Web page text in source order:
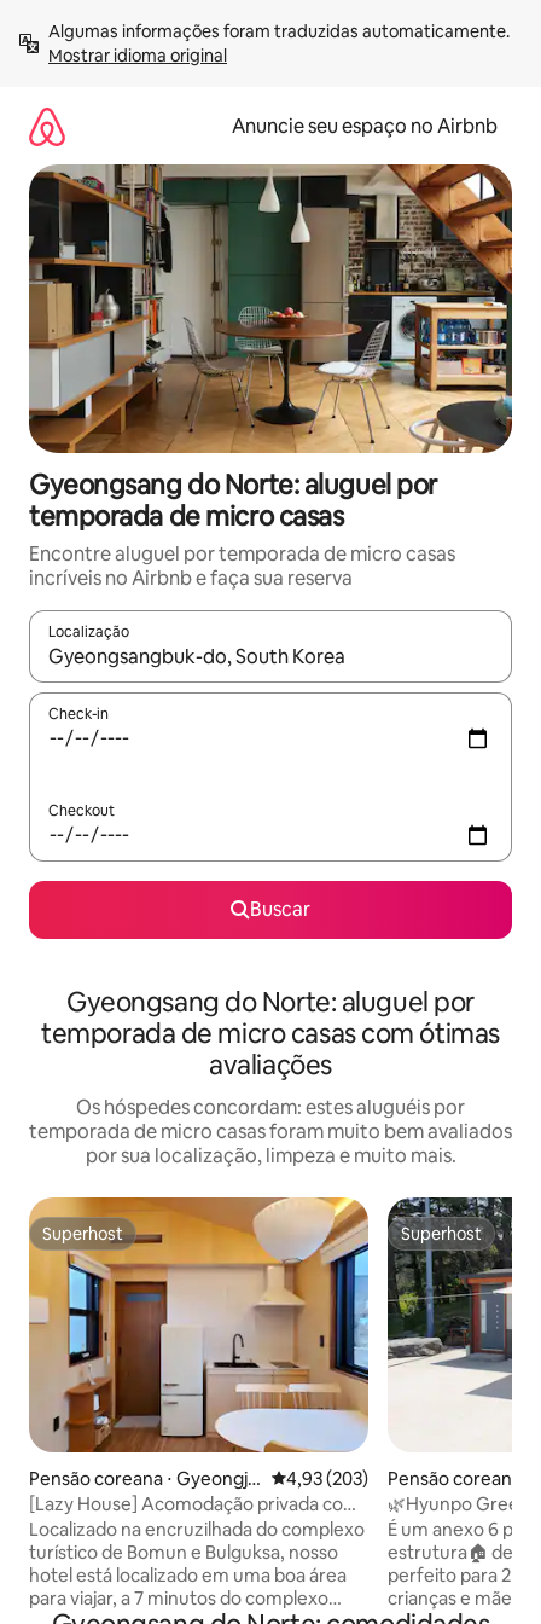
para
Mostrar idioma original
Anuncie seu espaço no Airbnb
Gyeongsang do Norte: aluguel por
temporada de micro casas
Encontre aluguel por temporada de micro casas
incríveis no Airbnb e faça sua reserva
Localização
Quando os resultados estiverem disponíveis, explore-os
Check-in
Checkout
Buscar
Gyeongsang do Norte: aluguel por
temporada de micro casas com ótimas
avaliações
Os hóspedes concordam: estes aluguéis por
temporada de micro casas foram muito bem avaliados
por sua localização, limpeza e muito mais.
Superhost
Superhost
Pensão coreana ⋅ Gyeongju
-si
4,93 de uma avaliação média de
4,93 (203)
[Lazy House] Acomodação privada com
sensação de madeira
Localizado na encruzilhada do complexo
turístico de Bomun e Bulguksa, nosso
hotel está localizado em uma boa área
para viajar, a 7 minutos do complexo
Superhost
Superhost
Pensão coreana
n, Ulleung-gun
🌿Hyunpo Green
cipreste, 6
churrasco
É um anexo 6
estrutura🏠 de
perfeito para 2
crianças e mãe e pai. O espaço da